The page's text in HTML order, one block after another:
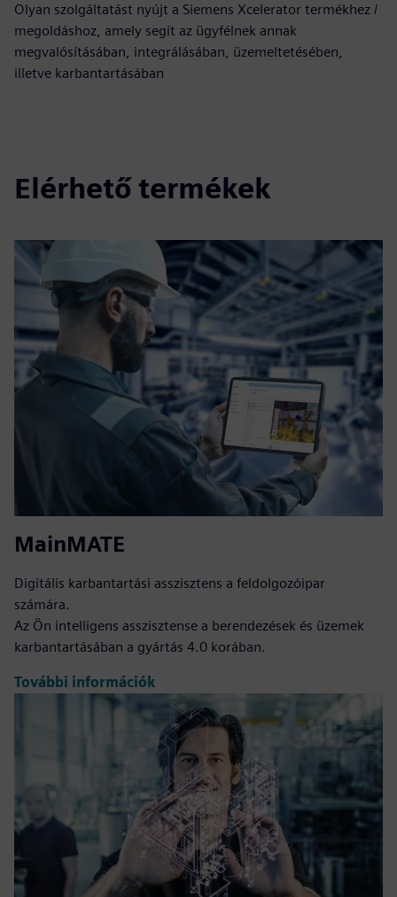
Olyan szolgáltatást nyújt a Siemens Xcelerator termékhez /
megoldáshoz, amely segít az ügyfélnek annak
megvalósításában, integrálásában, üzemeltetésében,
illetve karbantartásában
Elérhető termékek
MainMATE
Digitális karbantartási asszisztens a feldolgozóipar
számára.
Az Ön intelligens asszisztense a berendezések és üzemek
karbantartásában a gyártás 4.0 korában.
További információk